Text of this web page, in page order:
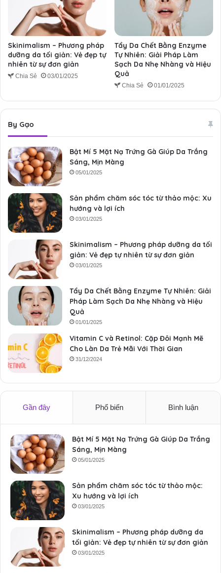
Skinimalism – Phương pháp
dưỡng da tối giản: Vẻ đẹp tự
nhiên từ sự đơn giản
Chia Sẻ 03/01/2025
Tẩy Da Chết Bằng Enzyme
Tự Nhiên: Giải Pháp Làm
Sạch Da Nhẹ Nhàng và Hiệu
Quả
Chia Sẻ 01/01/2025
By Gạo
Bật Mí 5 Mặt Nạ Trứng Gà Giúp Da Trắng
Sáng, Mịn Màng
05/01/2025
Sản phẩm chăm sóc tóc từ thảo mộc: Xu
hướng và lợi ích
03/01/2025
Skinimalism – Phương pháp dưỡng da tối
giản: Vẻ đẹp tự nhiên từ sự đơn giản
03/01/2025
Tẩy Da Chết Bằng Enzyme Tự Nhiên: Giải
Pháp Làm Sạch Da Nhẹ Nhàng và Hiệu
Quả
01/01/2025
Vitamin C và Retinol: Cặp Đôi Mạnh Mẽ
Cho Làn Da Trẻ Mãi Với Thời Gian
31/12/2024
Gần đây Phổ biến Bình luận
Bật Mí 5 Mặt Nạ Trứng Gà Giúp Da Trắng
Sáng, Mịn Màng
05/01/2025
Sản phẩm chăm sóc tóc từ thảo mộc:
Xu hướng và lợi ích
03/01/2025
Skinimalism – Phương pháp dưỡng da
tối giản: Vẻ đẹp tự nhiên từ sự đơn giản
03/01/2025